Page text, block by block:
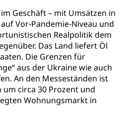
Geschäft – mit Umsätzen in
Vor-Pandemie-Niveau und
Realpolitik dem
Das Land liefert Öl
Die Grenzen für
aus der Ukraine wie auch
An den Messeständen ist
circa 30 Prozent und
Wohnungsmarkt in